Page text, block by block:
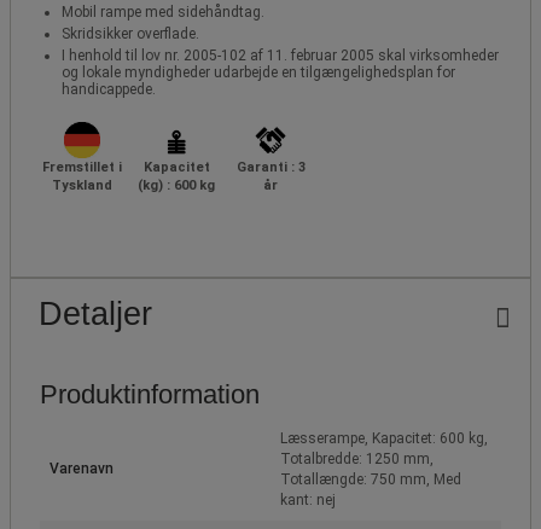
Mobil rampe med sidehåndtag.
Skridsikker overflade.
I henhold til lov nr. 2005-102 af 11. februar 2005 skal virksomheder
og lokale myndigheder udarbejde en tilgængelighedsplan for
handicappede.
Fremstillet i
Tyskland
Kapacitet
(kg) : 600 kg
Garanti : 3
år
Detaljer
Produktinformation
Varenavn
Læsserampe, Kapacitet: 600 kg,
Totalbredde: 1250 mm,
Totallængde: 750 mm, Med
kant: nej